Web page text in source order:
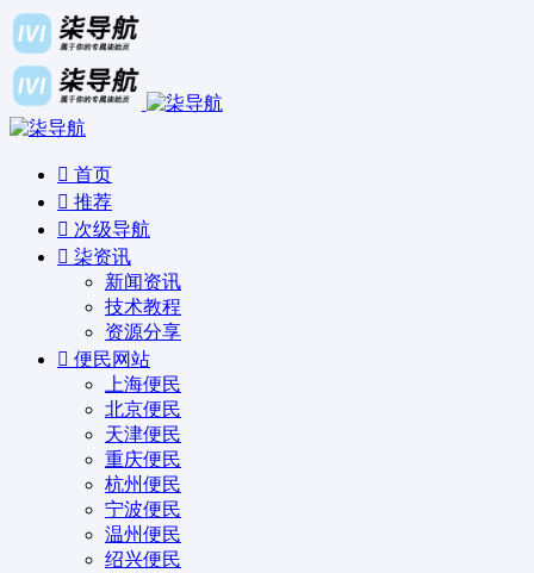
首页
推荐
次级导航
柒资讯
新闻资讯
技术教程
资源分享
便民网站
上海便民
北京便民
天津便民
重庆便民
杭州便民
宁波便民
温州便民
绍兴便民